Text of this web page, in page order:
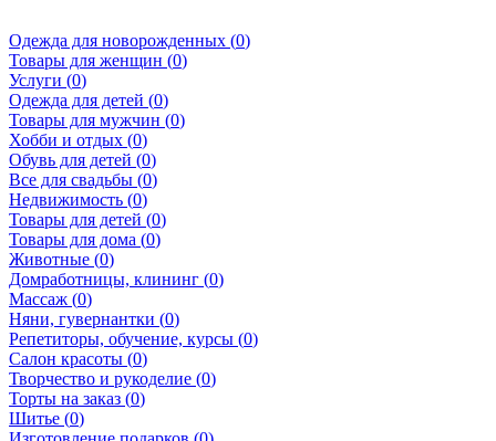
Одежда для новорожденных (0)
Товары для женщин (0)
Услуги (0)
Одежда для детей (0)
Товары для мужчин (0)
Хобби и отдых (0)
Обувь для детей (0)
Все для свадьбы (0)
Недвижимость (0)
Товары для детей (0)
Товары для дома (0)
Животные (0)
Домработницы, клининг (0)
Массаж (0)
Няни, гувернантки (0)
Репетиторы, обучение, курсы (0)
Салон красоты (0)
Творчество и рукоделие (0)
Торты на заказ (0)
Шитье (0)